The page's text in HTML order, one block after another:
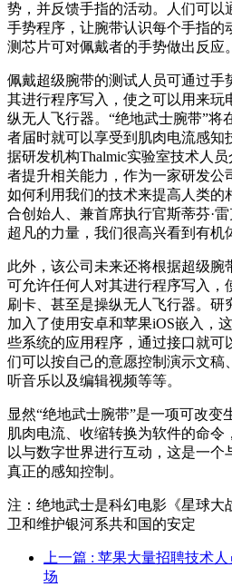
势，并反馈手指的活动。人们可以
手势程序，让腕带认识每个手指的
测芯片可对佩戴者的手势做出反应。
佩戴超级腕带的测试人员可通过手
其进行程序写入，使之可以用来玩
纵无人飞行器。“绝地武士腕带”将
者届时就可以享受到肌肉电流感知
据研发机构Thalmic实验室技术人
者提升相关能力，作为一家研发公
如何利用我们的技术来提高人类的
合创始人、兼首席执行官斯蒂芬·
超凡的力量，我们很高兴看到有机
此外，该公司未来还将根据超级腕
可允许任何人对其进行程序写入，
刷卡、甚至是操纵无人飞行器。研
加入了使用安卓和苹果iOS嵌入，
些系统的应用程序，通过接口就可
们可以按自己的意愿控制演示文稿
听音乐以及编辑视频等等。
显然“绝地武士腕带”是一项可改变
肌肉电流、收缩转换为软件的命令
以与数字世界进行互动，这是一个
真正的感知控制。
注：绝地武士是科幻电影《星球大
卫和维护银河系共和国的安定
上一篇 : 苹果大量招聘技术
场